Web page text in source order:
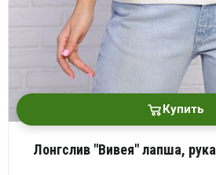
Купить
Лонгслив "Вивея" лапша,